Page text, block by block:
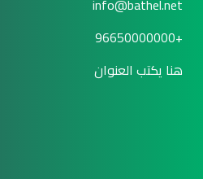
+96650000000
هنا يكتب العنوان